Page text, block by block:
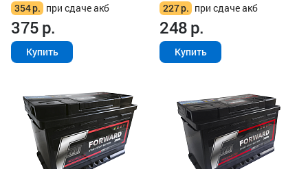
354р. при сдаче акб
375р.
Купить
227р. при сдаче акб
248р.
Купить